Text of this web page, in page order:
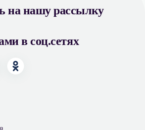
на нашу рассылку
в соц.сетях